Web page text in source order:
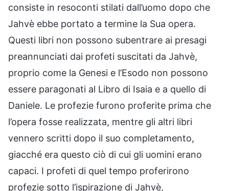
consiste in resoconti stilati dall’uomo dopo che
Jahvè ebbe portato a termine la Sua opera.
Questi libri non possono subentrare ai presagi
preannunciati dai profeti suscitati da Jahvè,
proprio come la Genesi e l’Esodo non possono
essere paragonati al Libro di Isaia e a quello di
Daniele. Le profezie furono proferite prima che
l’opera fosse realizzata, mentre gli altri libri
vennero scritti dopo il suo completamento,
giacché era questo ciò di cui gli uomini erano
capaci. I profeti di quel tempo proferirono
profezie sotto l’ispirazione di Jahvè,